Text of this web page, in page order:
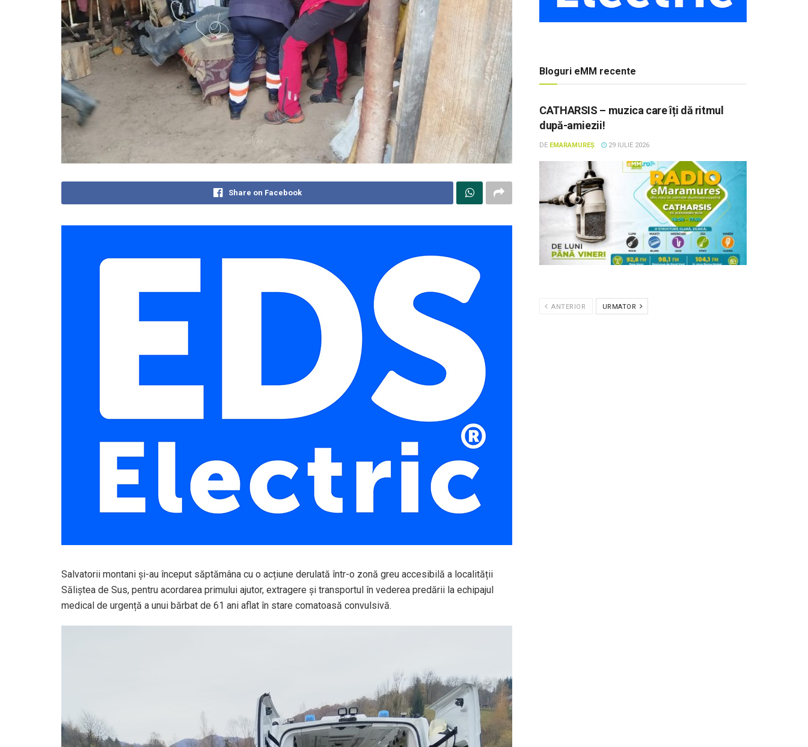
Share on Facebook
Salvatorii montani și-au început săptămâna cu o acțiune derulată într-o zonă greu accesibilă a localității
Săliștea de Sus, pentru acordarea primului ajutor, extragere și transportul în vederea predării la echipajul
medical de urgență a unui bărbat de 61 ani aflat în stare comatoasă convulsivă.
Bloguri eMM recente
CATHARSIS – muzica care îți dă ritmul
după-amiezii!
DE EMARAMUREȘ 29 IULIE 2026
ANTERIOR URMATOR